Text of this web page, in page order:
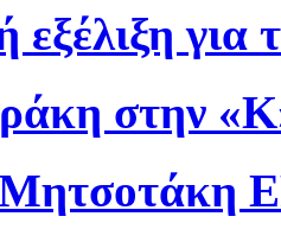
εξέλιξη για
στην
Μητσοτάκη